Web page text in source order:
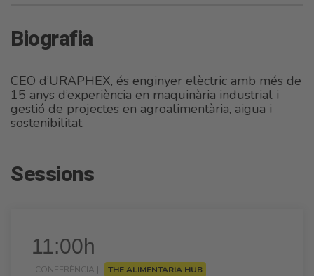
Biografia
CEO d’URAPHEX, és enginyer elèctric amb més de
15 anys d’experiència en maquinària industrial i
gestió de projectes en agroalimentària, aigua i
sostenibilitat.
Sessions
11:00h
CONFERÈNCIA |
THE ALIMENTARIA HUB